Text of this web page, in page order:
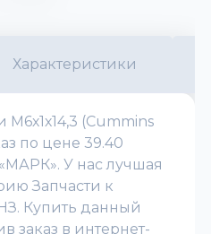
Характеристики
(Cummins
по цене 39.40
У нас лучшая
Запчасти к
Купить данный
заказ в интернет-